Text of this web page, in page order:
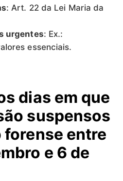
: Art. 22 da Lei Maria da
urgentes: Ex.:
essenciais.
dias em que
suspensos
forense entre
e 6 de